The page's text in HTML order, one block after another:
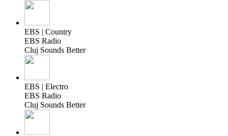
EBS | Country
EBS Radio
Cluj Sounds Better
EBS | Electro
EBS Radio
Cluj Sounds Better